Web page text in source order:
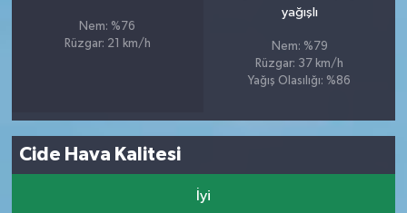
Nem: %76
Rüzgar: 21 km/h
yağışlı
Nem: %79
Rüzgar: 37 km/h
Yağış Olasılığı: %86
Cide Hava Kalitesi
İyi